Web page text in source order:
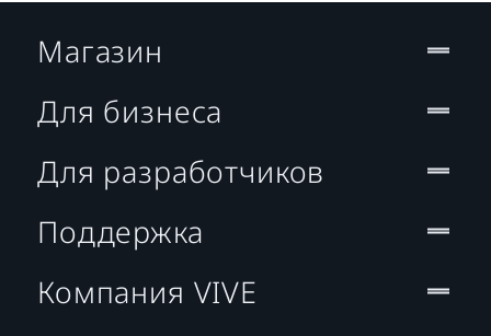
Магазин
Для бизнеса
Для разработчиков
Поддержка
Компания VIVE